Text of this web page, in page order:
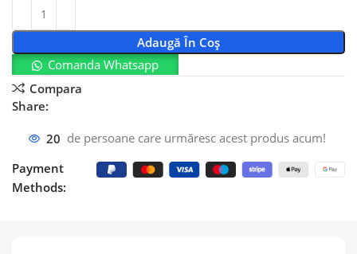
Adaugă În Coș
Comanda Whatsapp
Compara
Share:
20 de persoane care urmăresc acest produs acum!
Payment
Methods: